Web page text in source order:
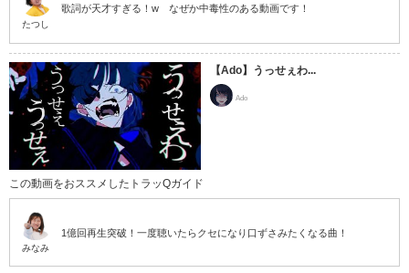
たつし
歌詞が天才すぎる！w なぜか中毒性のある動画です！
【Ado】うっせぇわ...
Ado
この動画をおススメしたトラッQガイド
みなみ
1億回再生突破！一度聴いたらクセになり口ずさみたくなる曲！